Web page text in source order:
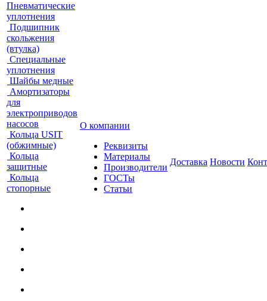
Пневматические
уплотнения
Подшипник
скольжения
(втулка)
Специальные
уплотнения
Шайбы медные
Амортизаторы
для
электроприводов
насосов
Кольца USIT
(обжимные)
Кольца
защитные
Кольца
стопорные
О компании
Реквизиты
Материалы
Производители
ГОСТы
Статьи
Доставка Новости